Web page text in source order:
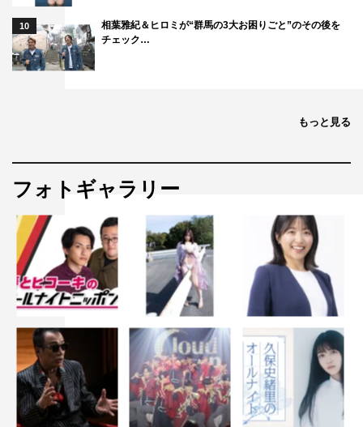
10
相葉雅紀＆ヒロミが“群馬の3大お困りごと”のその後を
チェック…
もっと見る
フォトギャラリー